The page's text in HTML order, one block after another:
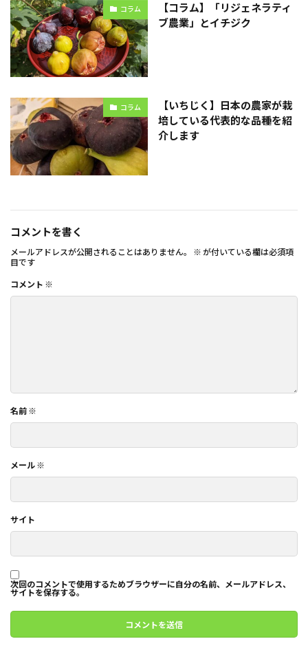
コラム
【コラム】「リジェネラティ
ブ農業」とイチジク
コラム
【いちじく】日本の農家が栽
培している代表的な品種を紹
介します
コメントを書く
メールアドレスが公開されることはありません。 ※ が付いている欄は必須項
目です
コメント ※
名前 ※
メール ※
サイト
次回のコメントで使用するためブラウザーに自分の名前、メールアドレス、
サイトを保存する。